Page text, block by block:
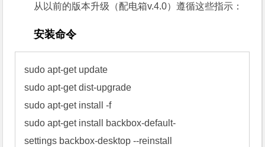
从以前的版本升级 （配电箱v.4.0）遵循这些指示：
安装命令
sudo apt-get update
sudo apt-get dist-upgrade
sudo apt-get install -f
sudo apt-get install backbox-default-
settings backbox-desktop --reinstall